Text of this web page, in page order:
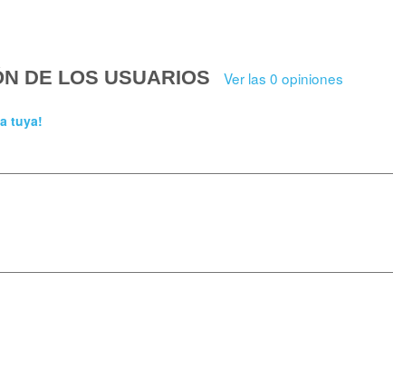
DE LOS USUARIOS Ver las 0 opiniones
tuya!